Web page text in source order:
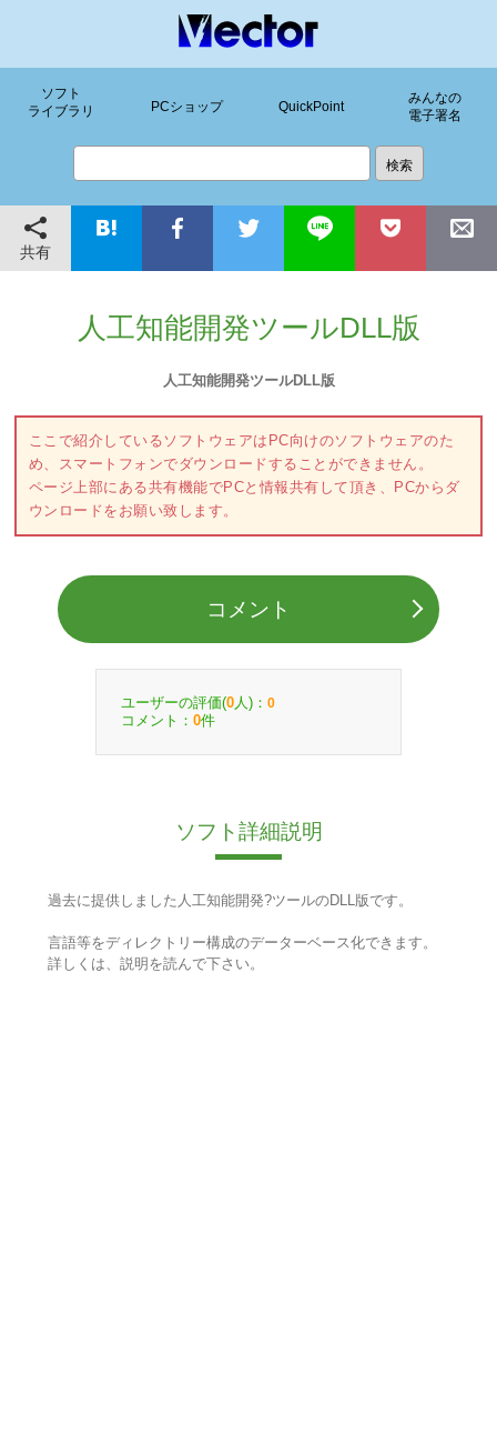
ソフト
ライブラリ
PCショップ QuickPoint
みんなの
電子署名
共有
人工知能開発ツールDLL版
人工知能開発ツールDLL版
ここで紹介しているソフトウェアはPC向けのソフトウェアのた
め、スマートフォンでダウンロードすることができません。
ページ上部にある共有機能でPCと情報共有して頂き、PCからダ
ウンロードをお願い致します。
コメント
ユーザーの評価(0 人)： 0
コメント： 0件
ソフト詳細説明
過去に提供しました人工知能開発?ツールのDLL版です。
言語等をディレクトリー構成のデーターベース化できます。
詳しくは、説明を読んで下さい。